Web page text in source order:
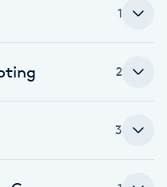
1
2
3